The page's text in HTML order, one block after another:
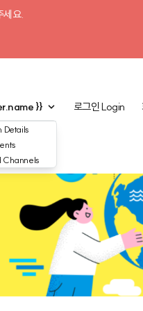
세요.
}}
Channels
로그인Login